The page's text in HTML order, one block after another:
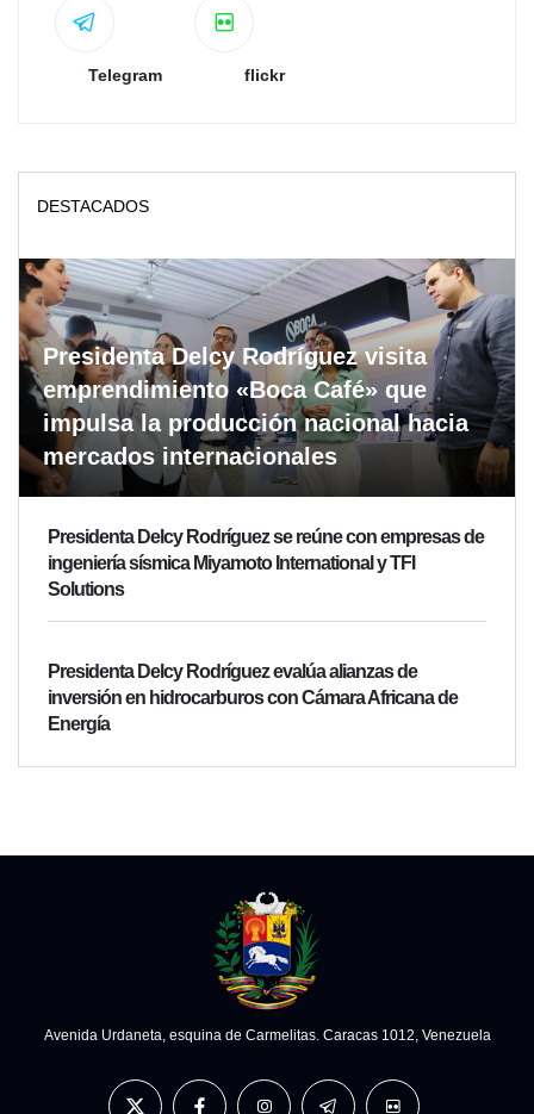
Telegram flickr
DESTACADOS
Presidenta Delcy Rodríguez visita
emprendimiento «Boca Café» que
impulsa la producción nacional hacia
mercados internacionales
Presidenta Delcy Rodríguez se reúne con empresas de
ingeniería sísmica Miyamoto International y TFI
Solutions
Presidenta Delcy Rodríguez evalúa alianzas de
inversión en hidrocarburos con Cámara Africana de
Energía
Avenida Urdaneta, esquina de Carmelitas. Caracas 1012, Venezuela